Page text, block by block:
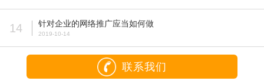
14 针对企业的网络推广应当如何做
2019-10-14
联系我们